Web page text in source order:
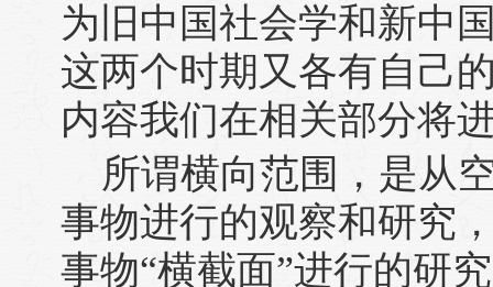
为旧中国社会学和新中
这两个时期又各有自己
内容我们在相关部分将
所谓横向范围，是从
事物进行的观察和研究
事物“横截面”进行的研